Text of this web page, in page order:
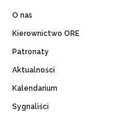
O nas
Kierownictwo ORE
Patronaty
Aktualności
Kalendarium
Sygnaliści